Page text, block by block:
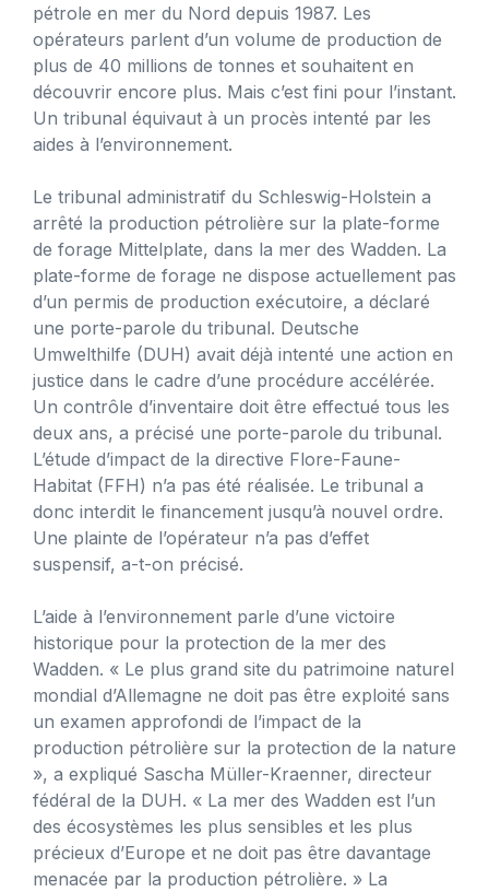
pétrole en mer du Nord depuis 1987. Les
opérateurs parlent d’un volume de production de
plus de 40 millions de tonnes et souhaitent en
découvrir encore plus. Mais c’est fini pour l’instant.
Un tribunal équivaut à un procès intenté par les
aides à l’environnement.
Le tribunal administratif du Schleswig-Holstein a
arrêté la production pétrolière sur la plate-forme
de forage Mittelplate, dans la mer des Wadden. La
plate-forme de forage ne dispose actuellement pas
d’un permis de production exécutoire, a déclaré
une porte-parole du tribunal. Deutsche
Umwelthilfe (DUH) avait déjà intenté une action en
justice dans le cadre d’une procédure accélérée.
Un contrôle d’inventaire doit être effectué tous les
deux ans, a précisé une porte-parole du tribunal.
L’étude d’impact de la directive Flore-Faune-
Habitat (FFH) n’a pas été réalisée. Le tribunal a
donc interdit le financement jusqu’à nouvel ordre.
Une plainte de l’opérateur n’a pas d’effet
suspensif, a-t-on précisé.
L’aide à l’environnement parle d’une victoire
historique pour la protection de la mer des
Wadden. « Le plus grand site du patrimoine naturel
mondial d’Allemagne ne doit pas être exploité sans
un examen approfondi de l’impact de la
production pétrolière sur la protection de la nature
», a expliqué Sascha Müller-Kraenner, directeur
fédéral de la DUH. « La mer des Wadden est l’un
des écosystèmes les plus sensibles et les plus
précieux d’Europe et ne doit pas être davantage
menacée par la production pétrolière. » La